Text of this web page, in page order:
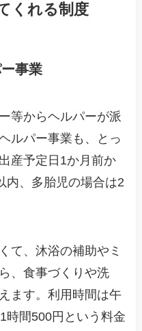
くれる制度
事業
等からヘルパーが派
ルパー事業も、とっ
産予定日1か月前か
内、多胎児の場合は2
て、沐浴の補助やミ
、食事づくりや洗
ます。利用時間は午
時間500円という料金